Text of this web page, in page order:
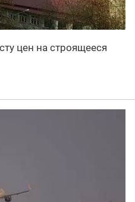
цен на строящееся